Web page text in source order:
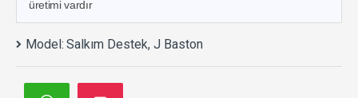
üretimi vardır
Model: Salkım Destek, J Baston